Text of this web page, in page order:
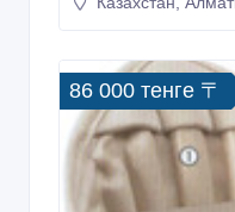
86 000 тенге 〒